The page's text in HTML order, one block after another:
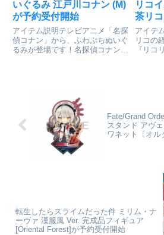
いぐるみ 江戸川コナン (M)
が予約受付開始
アイテム説明テレビアニメ「名探
偵コナン」から、ふわぷちぬいぐ
るみが登場です！名探偵コナン_
リコ
茶リ
スマ
約受
アイテ
リコの
『リコ
Fate/Grand
スタンド アヴ
ワネット〔オル
転生したらスライムだった件 ミリム・ナ
ーヴァ 漢服風 Ver. 完成品フィギュア
[Oriental Forest]が予約受付開始